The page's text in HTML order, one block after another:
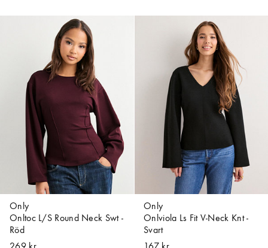
Only
Onltoc L/S Round Neck Swt -
Röd
Only
Onlviola Ls Fit V-Neck Knt -
Svart